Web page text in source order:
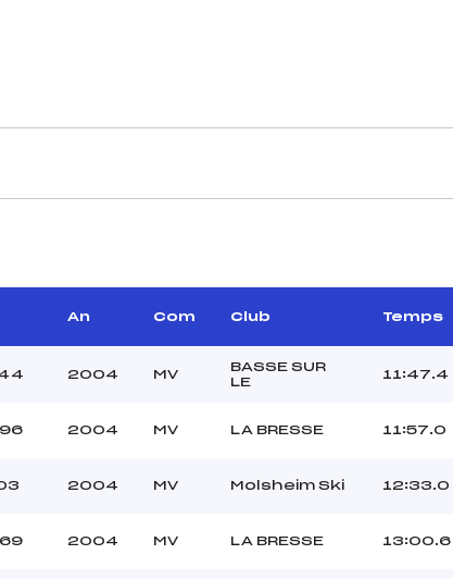
Distance :
Point Haut :
An Com Club Temps
2004 MV
BASSE SUR
LE
11:47.4
2004 MV LA BRESSE 11:57.0
2004 MV Molsheim Ski 12:33.0
2004 MV LA BRESSE 13:00.6